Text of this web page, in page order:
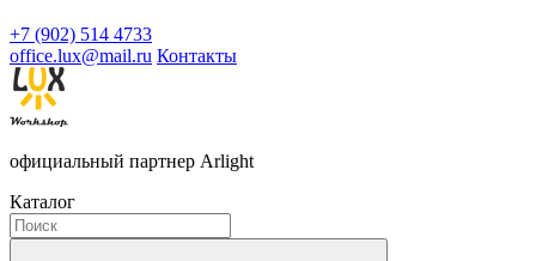
+7 (902) 514 4733
office.lux@mail.ru Контакты
официальный партнер Arlight
Каталог